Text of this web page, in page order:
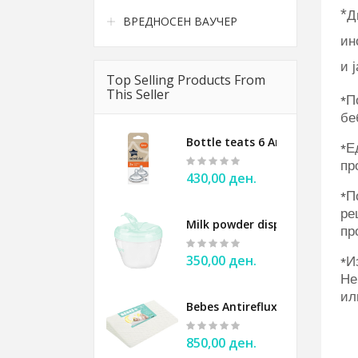
ВРЕДНОСЕН ВАУЧЕР
Top Selling Products From
This Seller
Bottle teats 6 Anticolic
430,00 ден.
Milk powder dispenser
350,00 ден.
Bebes Antireflux Pillow for
850,00 ден.
*
и
*
*
*
*